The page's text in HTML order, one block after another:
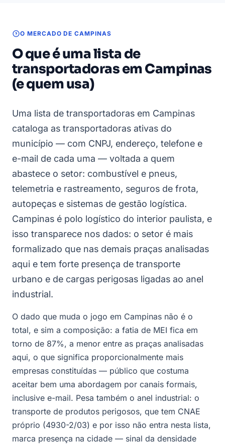
O MERCADO DE CAMPINAS
O que é uma lista de
transportadoras em Campinas
(e quem usa)
Uma lista de transportadoras em Campinas
cataloga as transportadoras ativas do
município — com CNPJ, endereço, telefone e
e-mail de cada uma — voltada a quem
abastece o setor: combustível e pneus,
telemetria e rastreamento, seguros de frota,
autopeças e sistemas de gestão logística.
Campinas é polo logístico do interior paulista, e
isso transparece nos dados: o setor é mais
formalizado que nas demais praças analisadas
aqui e tem forte presença de transporte
urbano e de cargas perigosas ligadas ao anel
industrial.
O dado que muda o jogo em Campinas não é o
total, e sim a composição: a fatia de MEI fica em
torno de 87%, a menor entre as praças analisadas
aqui, o que significa proporcionalmente mais
empresas constituídas — público que costuma
aceitar bem uma abordagem por canais formais,
inclusive e-mail. Pesa também o anel industrial: o
transporte de produtos perigosos, que tem CNAE
próprio (4930-2/03) e por isso não entra nesta lista,
marca presença na cidade — sinal da densidade